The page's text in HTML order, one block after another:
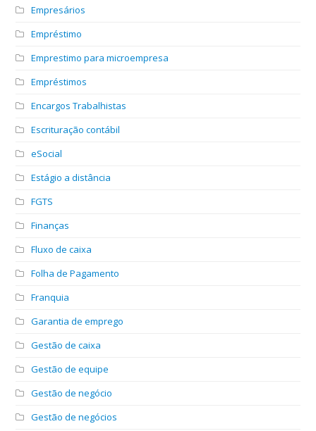
Empresários
Empréstimo
Emprestimo para microempresa
Empréstimos
Encargos Trabalhistas
Escrituração contábil
eSocial
Estágio a distância
FGTS
Finanças
Fluxo de caixa
Folha de Pagamento
Franquia
Garantia de emprego
Gestão de caixa
Gestão de equipe
Gestão de negócio
Gestão de negócios